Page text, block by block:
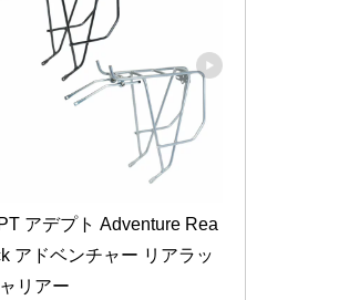
アデプト Adventure Rea
アドベンチャー リアラッ
リアー